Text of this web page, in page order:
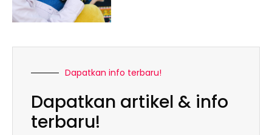
Dapatkan info terbaru!
Dapatkan artikel & info
terbaru!